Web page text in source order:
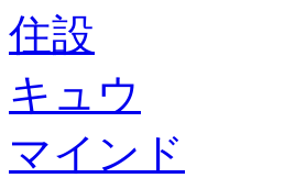
住設
キュウ
マインド